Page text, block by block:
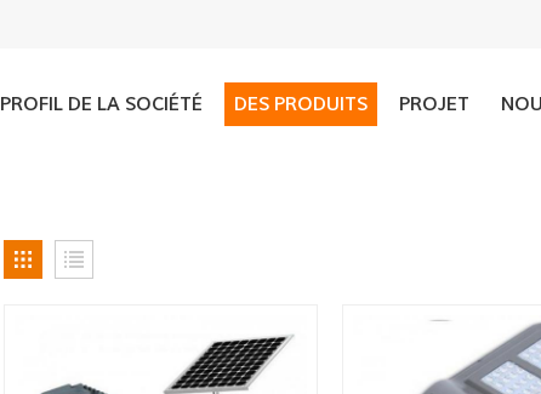
PROFIL DE LA SOCIÉTÉ DES PRODUITS PROJET